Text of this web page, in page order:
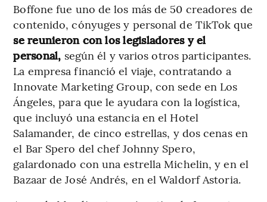
Boffone fue uno de los más de 50 creadores de
contenido, cónyuges y personal de TikTok que
se reunieron con los legisladores y el
personal, según él y varios otros participantes.
La empresa financió el viaje, contratando a
Innovate Marketing Group, con sede en Los
Ángeles, para que le ayudara con la logística,
que incluyó una estancia en el Hotel
Salamander, de cinco estrellas, y dos cenas en
el Bar Spero del chef Johnny Spero,
galardonado con una estrella Michelin, y en el
Bazaar de José Andrés, en el Waldorf Astoria.